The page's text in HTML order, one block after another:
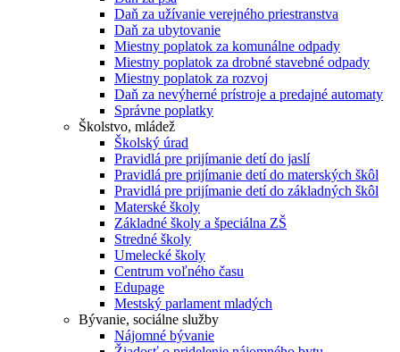
Daň za užívanie verejného priestranstva
Daň za ubytovanie
Miestny poplatok za komunálne odpady
Miestny poplatok za drobné stavebné odpady
Miestny poplatok za rozvoj
Daň za nevýherné prístroje a predajné automaty
Správne poplatky
Školstvo, mládež
Školský úrad
Pravidlá pre prijímanie detí do jaslí
Pravidlá pre prijímanie detí do materských škôl
Pravidlá pre prijímanie detí do základných škôl
Materské školy
Základné školy a špeciálna ZŠ
Stredné školy
Umelecké školy
Centrum voľného času
Edupage
Mestský parlament mladých
Bývanie, sociálne služby
Nájomné bývanie